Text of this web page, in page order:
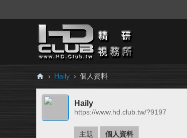
H
Cl
› Haily › 個人資料
Haily
https://www.hd.club.tw/?9197
主題 個人資料